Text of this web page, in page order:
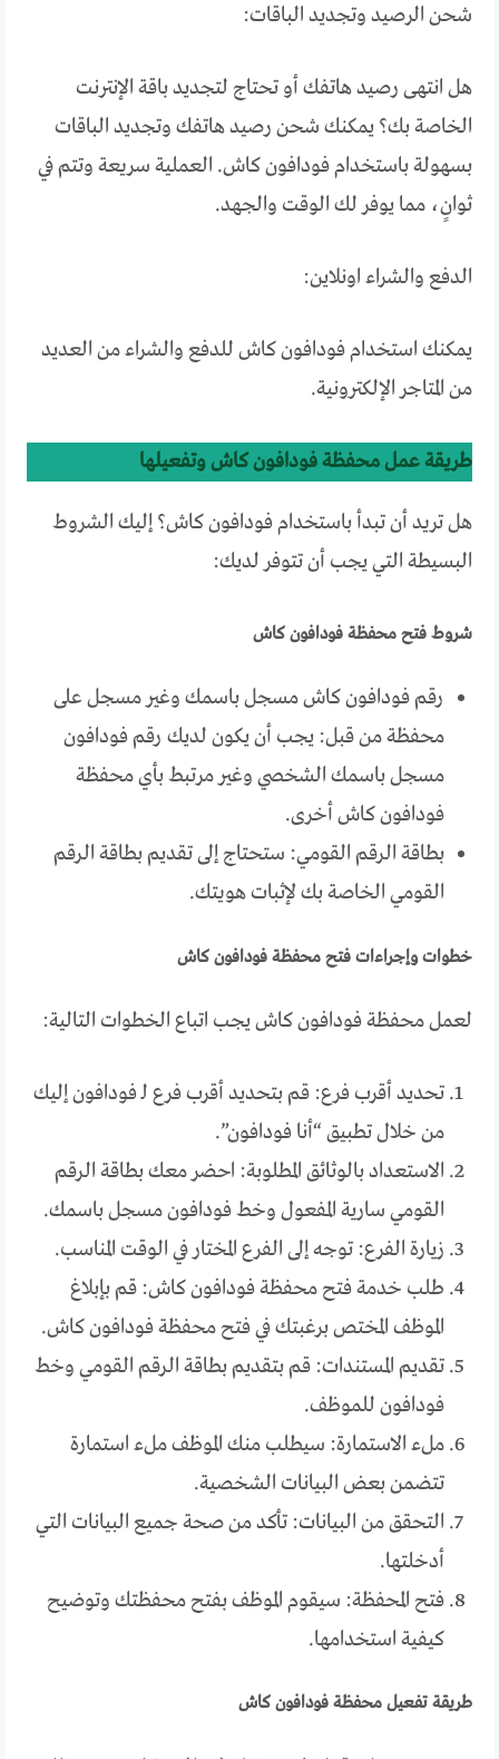
شحن الرصيد وتجديد الباقات:
هل انتهى رصيد هاتفك أو تحتاج لتجديد باقة الإنترنت
الخاصة بك؟ يمكنك شحن رصيد هاتفك وتجديد الباقات
بسهولة باستخدام فودافون كاش. العملية سريعة وتتم في
ثوانٍ، مما يوفر لك الوقت والجهد.
الدفع والشراء اونلاين:
يمكنك استخدام فودافون كاش للدفع والشراء من العديد
من المتاجر الإلكترونية.
طريقة عمل محفظة فودافون كاش وتفعيلها
هل تريد أن تبدأ باستخدام فودافون كاش؟ إليك الشروط
البسيطة التي يجب أن تتوفر لديك:
شروط فتح محفظة فودافون كاش
رقم فودافون كاش مسجل باسمك وغير مسجل على
محفظة من قبل: يجب أن يكون لديك رقم فودافون
مسجل باسمك الشخصي وغير مرتبط بأي محفظة
فودافون كاش أخرى.
بطاقة الرقم القومي: ستحتاج إلى تقديم بطاقة الرقم
القومي الخاصة بك لإثبات هويتك.
خطوات وإجراءات فتح محفظة فودافون كاش
لعمل محفظة فودافون كاش يجب اتباع الخطوات التالية:
تحديد أقرب فرع: قم بتحديد أقرب فرع لـ فودافون إليك
من خلال تطبيق “أنا فودافون”.
الاستعداد بالوثائق المطلوبة: احضر معك بطاقة الرقم
القومي سارية المفعول وخط فودافون مسجل باسمك.
زيارة الفرع: توجه إلى الفرع المختار في الوقت المناسب.
طلب خدمة فتح محفظة فودافون كاش: قم بإبلاغ
الموظف المختص برغبتك في فتح محفظة فودافون كاش.
تقديم المستندات: قم بتقديم بطاقة الرقم القومي وخط
فودافون للموظف.
ملء الاستمارة: سيطلب منك الموظف ملء استمارة
تتضمن بعض البيانات الشخصية.
التحقق من البيانات: تأكد من صحة جميع البيانات التي
أدخلتها.
فتح المحفظة: سيقوم الموظف بفتح محفظتك وتوضيح
كيفية استخدامها.
طريقة تفعيل محفظة فودافون كاش